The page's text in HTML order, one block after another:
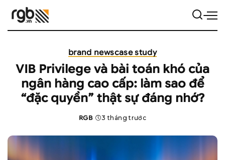
brand newscase study
VIB Privilege và bài toán khó của
ngân hàng cao cấp: làm sao để
“đặc quyền” thật sự đáng nhớ?
Posted
RGB 3 tháng trước